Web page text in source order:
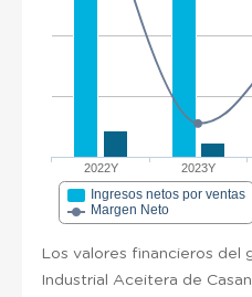
2022Y 2023Y
Ingresos netos por ventas
Margen Neto
Los valores financieros del
Industrial Aceitera de